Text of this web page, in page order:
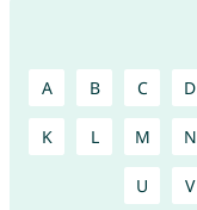
A B C D
K L M N
U V